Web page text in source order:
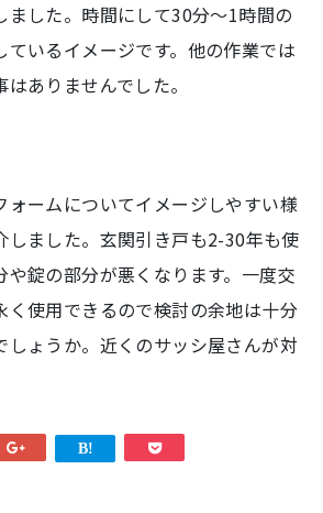
ました。時間にして30分～1時間の
ているイメージです。他の作業では
ありませんでした。
ォームについてイメージしやすい様
しました。玄関引き戸も2-30年も使
や錠の部分が悪くなります。一度交
く使用できるので検討の余地は十分
しょうか。近くのサッシ屋さんが対